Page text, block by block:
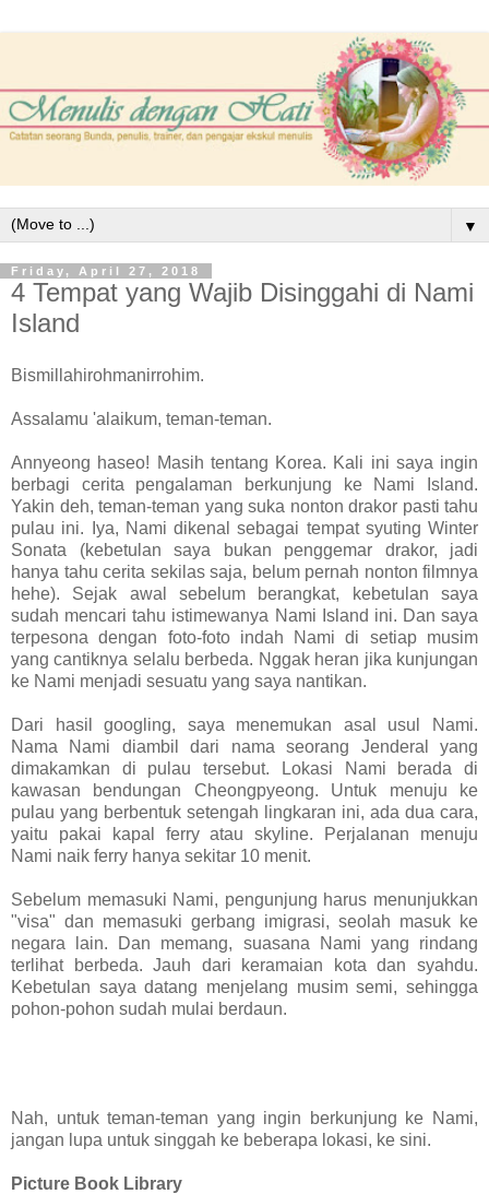
▼
Friday, April 27, 2018
4 Tempat yang Wajib Disinggahi di Nami
Island
Bismillahirohmanirrohim.
Assalamu 'alaikum, teman-teman.
Annyeong haseo! Masih tentang Korea. Kali ini saya ingin
berbagi cerita pengalaman berkunjung ke Nami Island.
Yakin deh, teman-teman yang suka nonton drakor pasti tahu
pulau ini. Iya, Nami dikenal sebagai tempat syuting Winter
Sonata (kebetulan saya bukan penggemar drakor, jadi
hanya tahu cerita sekilas saja, belum pernah nonton filmnya
hehe). Sejak awal sebelum berangkat, kebetulan saya
sudah mencari tahu istimewanya Nami Island ini. Dan saya
terpesona dengan foto-foto indah Nami di setiap musim
yang cantiknya selalu berbeda. Nggak heran jika kunjungan
ke Nami menjadi sesuatu yang saya nantikan.
Dari hasil googling, saya menemukan asal usul Nami.
Nama Nami diambil dari nama seorang Jenderal yang
dimakamkan di pulau tersebut. Lokasi Nami berada di
kawasan bendungan Cheongpyeong. Untuk menuju ke
pulau yang berbentuk setengah lingkaran ini, ada dua cara,
yaitu pakai kapal ferry atau skyline. Perjalanan menuju
Nami naik ferry hanya sekitar 10 menit.
Sebelum memasuki Nami, pengunjung harus menunjukkan
"visa" dan memasuki gerbang imigrasi, seolah masuk ke
negara lain. Dan memang, suasana Nami yang rindang
terlihat berbeda. Jauh dari keramaian kota dan syahdu.
Kebetulan saya datang menjelang musim semi, sehingga
pohon-pohon sudah mulai berdaun.
Nah, untuk teman-teman yang ingin berkunjung ke Nami,
jangan lupa untuk singgah ke beberapa lokasi, ke sini.
Picture Book Library